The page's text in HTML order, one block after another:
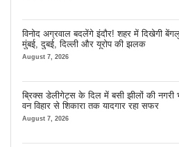
विनोद अग्रवाल बदलेंगे इंदौर! शहर में दिखेगी
मुंबई, दुबई, दिल्ली और यूरोप की झलक
August 7, 2026
ब्रिक्स डेलीगेट्स के दिल में बसी झीलों की नगरी
वन विहार से शिकारा तक यादगार रहा सफर
August 7, 2026